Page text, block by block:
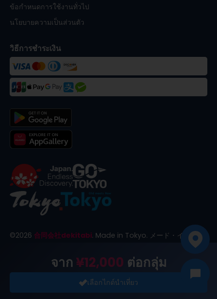
จาก¥12,000 ต่อกลุ่ม
เลือกไกด์นำเที่ยว
ข้อกำหนดการใช้งานทั่วไป
นโยบายความเป็นส่วนตัว
วิธีการชำระเงิน
©2026 合同会社dekitabi. Made in Tokyo. メード・イン・ト